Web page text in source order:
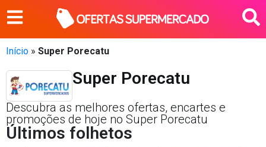
Início » Super Porecatu
Super Porecatu
Descubra as melhores ofertas, encartes e
promoções de hoje no Super Porecatu
Últimos folhetos